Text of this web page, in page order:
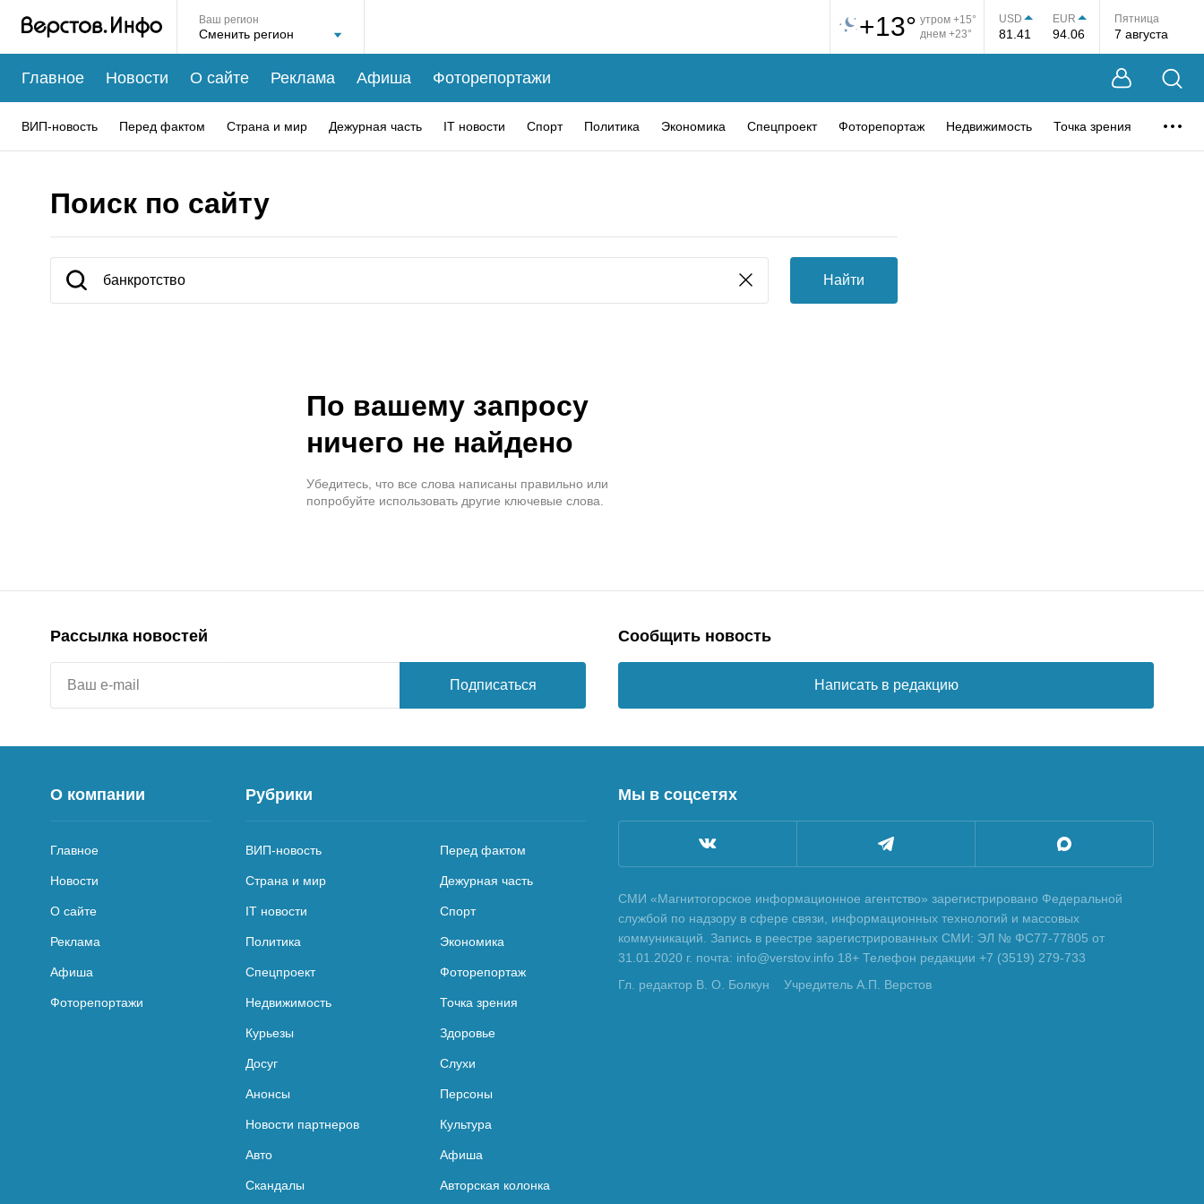
Ваш регион +13° утром +15°
днем +23°
USD
81.41
EUR
94.06
Пятница
7 августа
Главное Новости О сайте Реклама Афиша Фоторепортажи
ВИП-новость Перед фактом Страна и мир Дежурная часть IT новости Спорт Политика Экономика Спецпроект Фоторепортаж Недвижимость Точка зрения
Поиск по сайту
Найти
По вашему запросу
ничего не найдено
Убедитесь, что все слова написаны правильно или
попробуйте использовать другие ключевые слова.
Рассылка новостей
Подписаться
Сообщить новость
Написать в редакцию
О компании
Главное
Новости
О сайте
Реклама
Афиша
Фоторепортажи
Рубрики
ВИП-новость Перед фактом
Страна и мир Дежурная часть
IT новости Спорт
Политика Экономика
Спецпроект Фоторепортаж
Недвижимость Точка зрения
Курьезы Здоровье
Досуг Слухи
Анонсы Персоны
Новости партнеров Культура
Авто Афиша
Скандалы Авторская колонка
Мы в соцсетях
СМИ «Магнитогорское информационное агентство» зарегистрировано Федеральной
службой по надзору в сфере связи, информационных технологий и массовых
коммуникаций. Запись в реестре зарегистрированных СМИ: ЭЛ № ФС77-77805 от
31.01.2020 г. почта: info@verstov.info 18+ Телефон редакции +7 (3519) 279-733
Гл. редактор В. О. Болкун
Учредитель А.П. Верстов